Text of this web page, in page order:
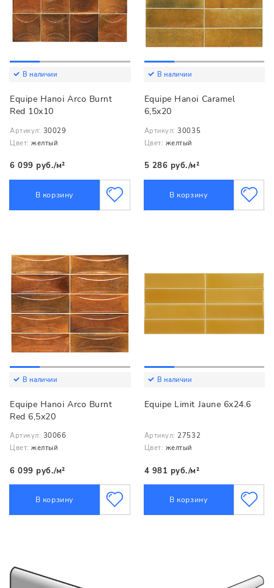
В наличии
Equipe Hanoi Arco Burnt
Red 10x10
Артикул: 30029
Цвет: желтый
6 099 руб./м²
В корзину
В наличии
Equipe Hanoi Caramel
6,5x20
Артикул: 30035
Цвет: желтый
5 286 руб./м²
В корзину
В наличии
Equipe Hanoi Arco Burnt
Red 6,5x20
Артикул: 30066
Цвет: желтый
6 099 руб./м²
В корзину
В наличии
Equipe Limit Jaune 6x24.6
Артикул: 27532
Цвет: желтый
4 981 руб./м²
В корзину